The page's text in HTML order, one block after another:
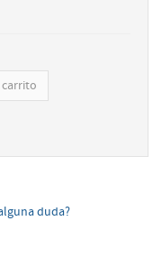
duda?